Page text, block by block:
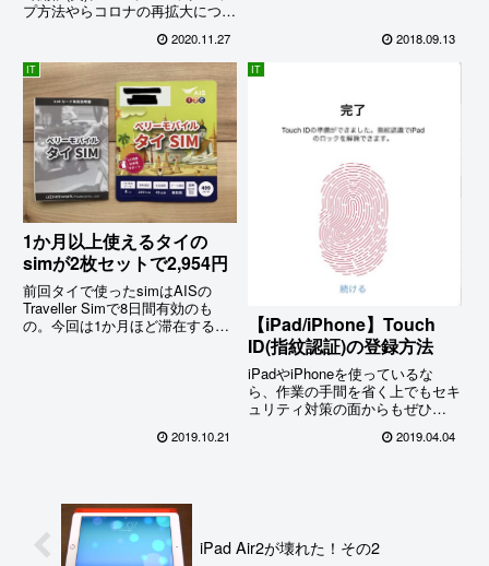
プ方法やらコロナの再拡大につい
れないアメリカの大統領選の真実
などについて語り合った。
2020.11.27 2018.09.13
IT
1か月以上使えるタイの
simが2枚セットで2,954円
前回タイで使ったsimはAISの
Traveller Simで8日間有効のも
の。今回は1か月ほど滞在するの
2019.10.21
IT
【iPad/iPhone】Touch
ID(指紋認証)の登録方法
iPadやiPhoneを使っているな
ら、作業の手間を省く上でもセキ
ュリティ対策の面からもぜひ
スイッチonのロック解除をはじ
方法をぜひ試してほしい。きっと
2019.04.04
iPad Air2が壊れた！その2